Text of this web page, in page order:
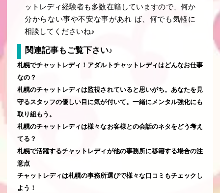
ットレディ経験者も多数在籍していますので、何か
分からない事や不安な事があれ ば、何でも気軽に
相談してくださいね♪
関連記事もご覧下さい♪
札幌でチャットレディ！アダルトチャットレディはどんなお仕事
なの？
札幌のチャットレディは監視されていると思いがち。あなたを見
守るスタッフの優しい目に気が付いて。一緒にメンタル強化にも
取り組もう。
札幌のチャットレディは様々なお客様との会話のネタをどう考え
てる？
札幌で活躍するチャットレディが他の事務所に移籍する場合の注
意点
チャットレディは札幌の事務所選びで様々な口コミもチェックし
よう！